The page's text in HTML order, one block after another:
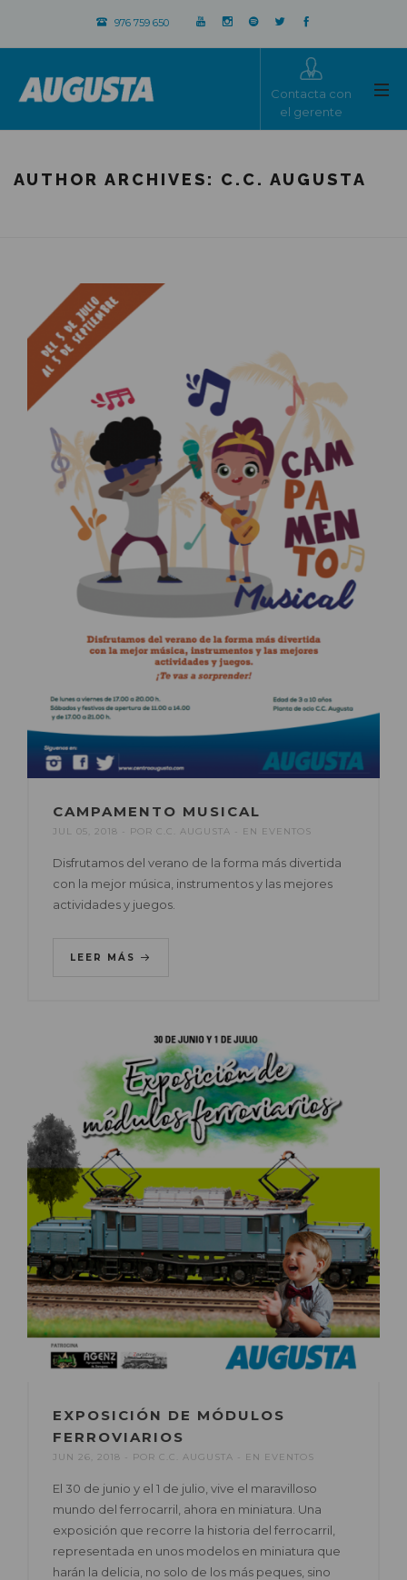
976 759 650
Contacta con
el gerente
AUTHOR ARCHIVES: C.C. AUGUSTA
CAMPAMENTO MUSICAL
JUL 05, 2018 POR C.C. AUGUSTA EN EVENTOS
Disfrutamos del verano de la forma más divertida
con la mejor música, instrumentos y las mejores
actividades y juegos.
LEER MÁS
EXPOSICIÓN DE MÓDULOS
FERROVIARIOS
JUN 26, 2018 POR C.C. AUGUSTA EN EVENTOS
El 30 de junio y el 1 de julio, vive el maravilloso
mundo del ferrocarril, ahora en miniatura. Una
exposición que recorre la historia del ferrocarril,
representada en unos modelos en miniatura que
harán la delicia, no solo de los más peques, sino